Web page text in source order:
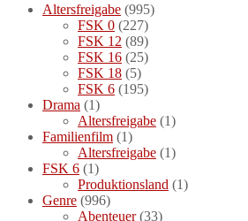
Altersfreigabe (995)
FSK 0 (227)
FSK 12 (89)
FSK 16 (25)
FSK 18 (5)
FSK 6 (195)
Drama (1)
Altersfreigabe (1)
Familienfilm (1)
Altersfreigabe (1)
FSK 6 (1)
Produktionsland (1)
Genre (996)
Abenteuer(33)